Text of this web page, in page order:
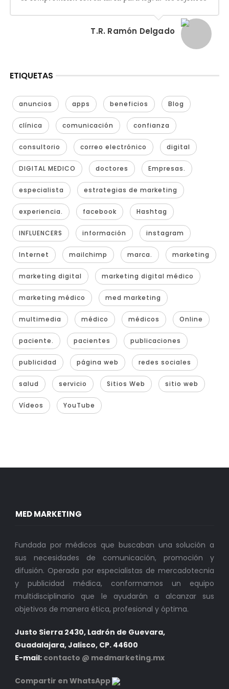
T.R. Ramón Delgado
ETIQUETAS
anuncios apps beneficios Blog
clínica comunicación confianza
consultorio correo electrónico digital
DIGITAL MEDICO doctores Empresas.
especialista estrategias de marketing
experiencia. facebook Hashtag
INFLUENCERS información instagram
Internet mailchimp marca. marketing
marketing digital marketing digital médico
marketing médico med marketing
multimedia médico médicos Online
paciente. pacientes publicaciones
publicidad página web redes sociales
salud servicio Sitios Web sitio web
Vídeos YouTube
MED MARKETING
Fundada por médicos que buscaban una solución a
sus necesidades de comunicación, promoción y
difusión. Operada por especialistas de mercadotecnia
y publicidad médica, conformamos un equipo
multidisciplinario que le ayudarán a alcanzar sus
objetivos de manera ética, profesional y óptima.
Justo Sierra 2430, Ladrón de Guevara,
Guadalajara, Jalisco, CP. 44600
E-mail: contacto @ medmarketing.mx
Compartir en WhatsApp